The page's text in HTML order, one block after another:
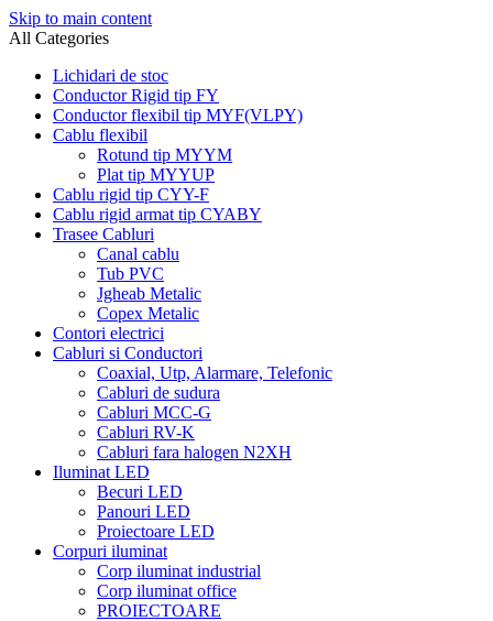
Skip to main content
All Categories
Lichidari de stoc
Conductor Rigid tip FY
Conductor flexibil tip MYF(VLPY)
Cablu flexibil
Rotund tip MYYM
Plat tip MYYUP
Cablu rigid tip CYY-F
Cablu rigid armat tip CYABY
Trasee Cabluri
Canal cablu
Tub PVC
Jgheab Metalic
Copex Metalic
Contori electrici
Cabluri si Conductori
Coaxial, Utp, Alarmare, Telefonic
Cabluri de sudura
Cabluri MCC-G
Cabluri RV-K
Cabluri fara halogen N2XH
Iluminat LED
Becuri LED
Panouri LED
Proiectoare LED
Corpuri iluminat
Corp iluminat industrial
Corp iluminat office
PROIECTOARE